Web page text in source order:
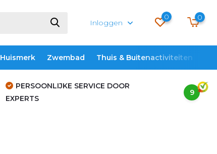
Inloggen
0 0
Huismerk Zwembad Thuis & Buitenactiviteiten
PERSOONLIJKE SERVICE DOOR
EXPERTS
9